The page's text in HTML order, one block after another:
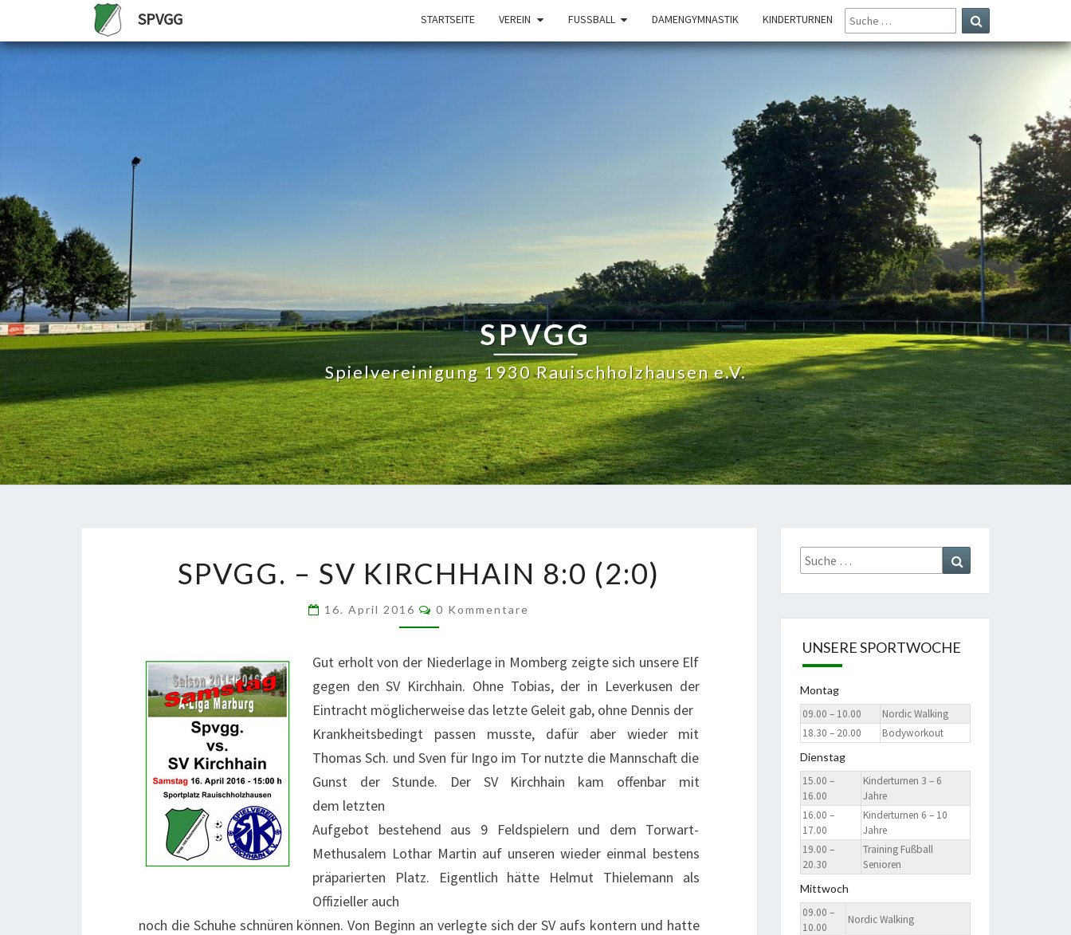
SPVGG STARTSEITE VEREIN FUSSBALL DAMENGYMNASTIK KINDERTURNEN
SUCHE
NACH:
Suchen
SPVGG
Spielvereinigung 1930 Rauischholzhausen e.V.
–
KIRCHHAIN 8:0
(2:0)
SPVGG. – SV KIRCHHAIN 8:0 (2:0)
16. April 2016 Kommentare
0 Kommentare
Gut erholt von der Niederlage in Momberg zeigte sich unsere Elf
gegen den SV Kirchhain. Ohne Tobias, der in Leverkusen der
Eintracht möglicherweise das letzte Geleit gab, ohne Dennis der
Krankheitsbedingt passen musste, dafür aber wieder mit
Thomas Sch. und Sven für Ingo im Tor nutzte die Mannschaft die
Gunst der Stunde. Der SV Kirchhain kam offenbar mit
dem letzten
Aufgebot bestehend aus 9 Feldspielern und dem Torwart-
Methusalem Lothar Martin auf unseren wieder einmal bestens
präparierten Platz. Eigentlich hätte Helmut Thielemann als
Offizieller auch
noch die Schuhe schnüren können. Von Beginn an verlegte sich der SV aufs kontern und hatte
Suche
nach:
UNSERE SPORTWOCHE
Montag
09.00 – 10.00
Nordic Walking
18.30 – 20.00
Bodyworkout
Dienstag
15.00 –
16.00
Kinderturnen 3 – 6
Jahre
16.00 –
17.00
Kinderturnen 6 – 10
Jahre
19.00 –
20.30
Training Fußball
Senioren
Mittwoch
09.00 –
10.00
Nordic Walking